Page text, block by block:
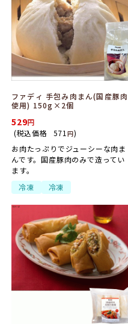
ファディ 手包み肉まん(国産豚肉
使用) 150g×2個
529
(税込価格 571円)
お肉たっぷりでジューシーな肉ま
んです。国産豚肉のみで造ってい
ます。
冷凍
冷凍